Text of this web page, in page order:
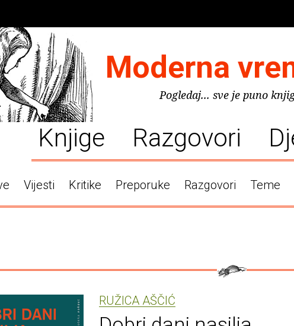
Moderna
Pogledaj... sve je puno
Knjige Razgovori
Vijesti Kritike Preporuke Razgovori Teme
RUŽICA AŠČIĆ